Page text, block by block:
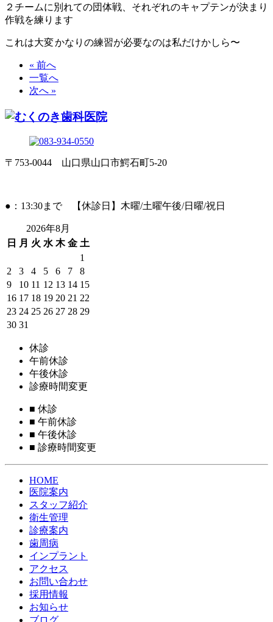
２チームに別れての団体戦、それぞれのキャプテンが決まり
作戦を練ります
これは大変かなりの練習が必要なのは私だけかしら〜
« 前へ
一覧へ
次へ »
〒753-0044 山口県山口市鰐石町5-20
●：13:30まで 【休診日】木曜/土曜午後/日曜/祝日
2026年8月
日
月 火 水 木 金 土
1
2
3 4 5 6 7
8
9
10 11 12 13 14 15
16 17 18 19 20 21 22
23 24 25 26 27 28 29
30 31
休診
午前休診
午後休診
診療時間変更
■ 休診
■ 午前休診
■ 午後休診
■ 診療時間変更
HOME
医院案内
スタッフ紹介
衛生管理
診療案内
歯周病
インプラント
アクセス
お問い合わせ
採用情報
お知らせ